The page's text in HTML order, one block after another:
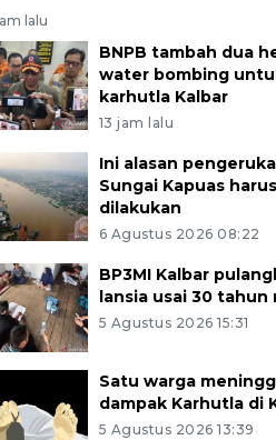
lalu
BNPB tambah dua
water bombing
karhutla Kalbar
13 jam lalu
Ini alasan
Sungai Kapuas harus
dilakukan
6 Agustus 2026 08:22
BP3MI Kalbar
lansia usai 30 tahun
5 Agustus 2026 15:31
Satu warga
dampak Karhutla di
5 Agustus 2026 13:39